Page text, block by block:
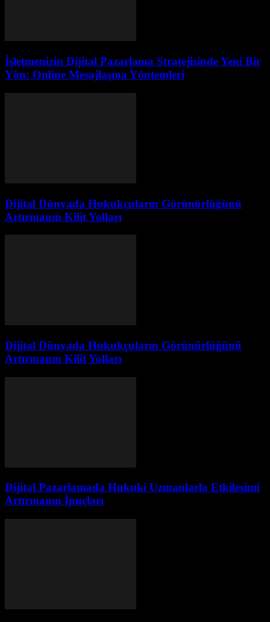
İşletmenizin Dijital Pazarlama Stratejisinde Yeni Bir
Yön: Online Mesajlaşma Yöntemleri
Dijital Dünyada Hukukçuların Görünürlüğünü
Artırmanın Kilit Yolları
Dijital Dünyada Hukukçuların Görünürlüğünü
Artırmanın Kilit Yolları
Dijital Pazarlamada Hukuki Uzmanlarla Etkileşimi
Artırmanın İpuçları